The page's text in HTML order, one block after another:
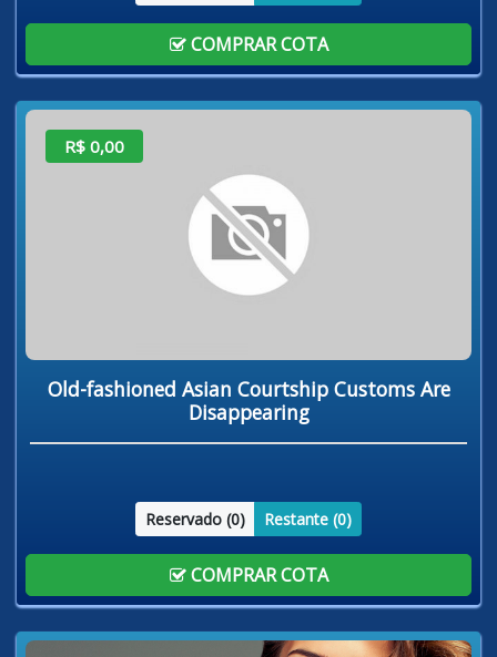
COMPRAR COTA
R$ 0,00
Old-fashioned Asian Courtship Customs Are
Disappearing
Reservado (0) Restante (0)
COMPRAR COTA